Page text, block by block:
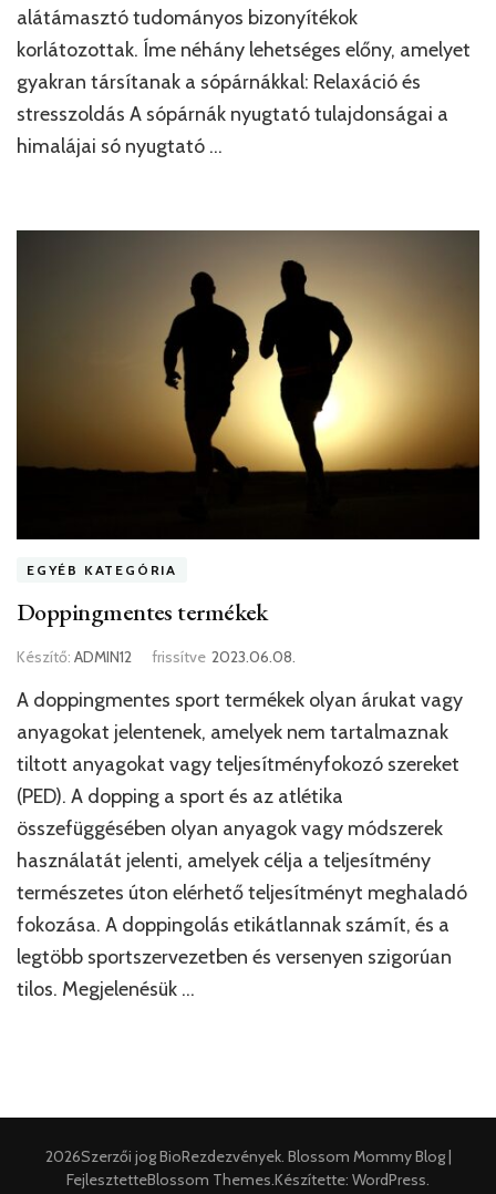
alátámasztó tudományos bizonyítékok
korlátozottak. Íme néhány lehetséges előny, amelyet
gyakran társítanak a sópárnákkal: Relaxáció és
stresszoldás A sópárnák nyugtató tulajdonságai a
himalájai só nyugtató …
EGYÉB KATEGÓRIA
Doppingmentes termékek
Készítő: ADMIN12 frissítve 2023.06.08.
A doppingmentes sport termékek olyan árukat vagy
anyagokat jelentenek, amelyek nem tartalmaznak
tiltott anyagokat vagy teljesítményfokozó szereket
(PED). A dopping a sport és az atlétika
összefüggésében olyan anyagok vagy módszerek
használatát jelenti, amelyek célja a teljesítmény
természetes úton elérhető teljesítményt meghaladó
fokozása. A doppingolás etikátlannak számít, és a
legtöbb sportszervezetben és versenyen szigorúan
tilos. Megjelenésük …
2026Szerzői jogBioRezdezvények. Blossom Mommy Blog |
FejlesztetteBlossom Themes.Készítette: WordPress.